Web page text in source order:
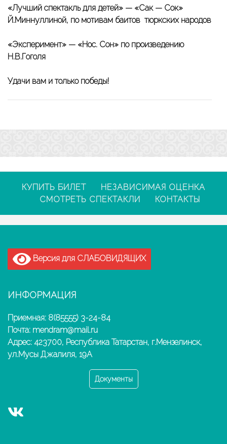
«Лучший спектакль для детей» — «Сак — Сок»
Й.Миннуллиной, по мотивам баитов тюркских народов
«Эксперимент» — «Нос. Сон» по произведению
Н.В.Гоголя
Удачи вам и только победы!
КУПИТЬ БИЛЕТ
НЕЗАВИСИМАЯ ОЦЕНКА
СМОТРЕТЬ СПЕКТАКЛИ
КОНТАКТЫ
Версия для СЛАБОВИДЯЩИХ
ИНФОРМАЦИЯ
Приемная: 8(85555) 3-24-84
Почта: mendram@mail.ru
Адрес: 423700, Республика Татарстан, г.Мензелинск,
ул.Мусы Джалиля, 19А
Документы